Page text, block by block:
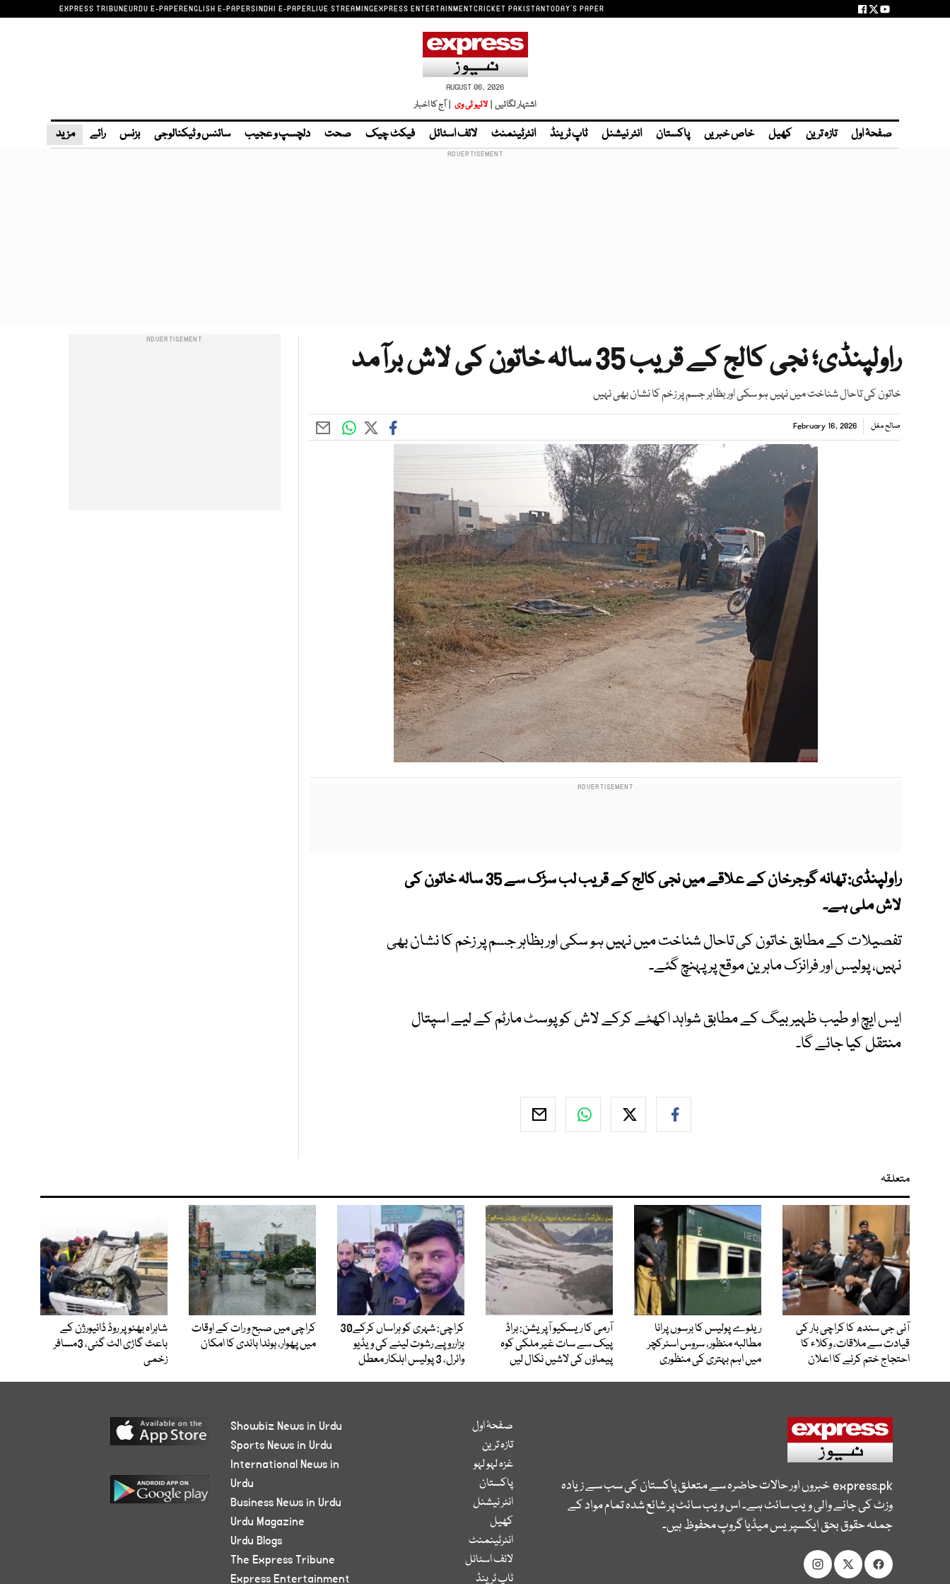
EXPRESS TRIBUNEURDU E-PAPERENGLISH E-PAPERSINDHI E-PAPERLIVE STREAMINGEXPRESS ENTERTAINMENTCRICKET PAKISTANTODAY'S PAPER
AUGUST 06, 2026
اشتہار لگائیں | لائیو ٹی وی | آج کا اخبار
صفحۂ اول تازہ ترین کھیل خاص خبریں پاکستان انٹر نیشنل ٹاپ ٹرینڈ انٹرٹینمنٹ لائف اسٹائل فیکٹ چیک صحت دلچسپ و عجیب سائنس و ٹیکنالوجی بزنس رائے مزید
راولپنڈی؛ نجی کالج کے قریب 35 سالہ خاتون کی لاش برآمد
خاتون کی تاحال شناخت میں نہیں ہو سکی اور بظاہر جسم پر زخم کا نشان بھی نہیں
صالح مغل February 16, 2026
راولپنڈی:
تھانہ گوجرخان کے علاقے میں نجی کالج کے قریب لب سڑک سے 35 سالہ خاتون کی
لاش ملی ہے۔
تفصیلات کے مطابق خاتون کی تاحال شناخت میں نہیں ہو سکی اور بظاہر جسم پر زخم کا نشان بھی
نہیں، پولیس اور فرانزک ماہرین موقع پر پہنچ گئے۔
ایس ایچ او طیب ظہیر بیگ کے مطابق شواہد اکھٹے کرکے لاش کو پوسٹ مارٹم کے لیے اسپتال
منتقل کیا جائے گا۔
متعلقہ
آئی جی سندھ کا کراچی بار کی
قیادت سے ملاقات، وکلاء کا
احتجاج ختم کرنے کا اعلان
ریلوے پولیس کا برسوں پرانا
مطالبہ منظور، سروس اسٹرکچر
میں اہم بہتری کی منظوری
آرمی کا ریسکیو آپریشن: براڈ
پیک سے سات غیر ملکی کوہ
پیماؤں کی لاشیں نکال لیں
کراچی: شہری کو ہراساں کرکے30
ہزارروپے رشوت لینے کی ویڈیو
وائرل، 3 پولیس اہلکار معطل
کراچی میں صبح و رات کے اوقات
میں پھوار، بوندا باندی کا امکان
شاہراہ بھٹو پر روڈ ڈائیورژن کے
باعث گاڑی الٹ گئی، 3مسافر
زخمی
express.pkخبروں اور حالات حاضرہ سے متعلق پاکستان کی سب سے زیادہ
وزٹ کی جانے والی ویب سائٹ ہے۔ اس ویب سائٹ پر شائع شدہ تمام مواد کے
جملہ حقوق بحق ایکسپریس میڈیا گروپ محفوظ ہیں۔
صفحۂ اول
تازہ ترین
غزہ لہو لہو
پاکستان
انٹر نیشنل
کھیل
انٹرٹینمنٹ
لائف اسٹائل
ٹاپ ٹرینڈ
Showbiz News in Urdu
Sports News in Urdu
International News in
Urdu
Business News in Urdu
Urdu Magazine
Urdu Blogs
The Express Tribune
Express Entertainment